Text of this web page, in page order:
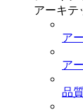
アーキテ
ア
ア
品